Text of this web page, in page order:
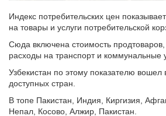
Индекс потребительских цен
на товары и услуги потребительской
Сюда включена стоимость
расходы на транспорт и коммунальные
Узбекистан по этому показателю вошел
доступных стран.
В топе Пакистан, Индия, Киргизия,
Непал, Косово, Алжир, Пакистан.